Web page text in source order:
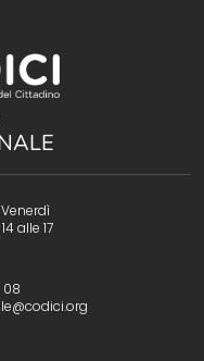
a new tab)
in a new tab)
in a new tab)
in a new tab)
in a new tab)
alle 17
08